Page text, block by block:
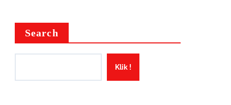
Search
Klik !